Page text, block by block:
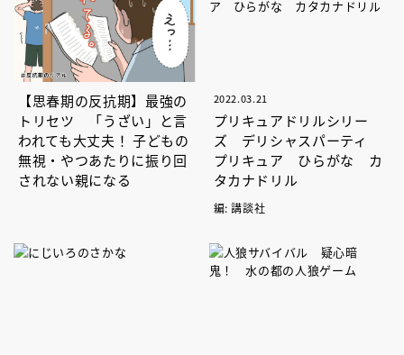
【思春期の反抗期】最強の
トリセツ 「うざい」と言
われても大丈夫！ 子どもの
無視・やつあたりに振り回
されない親になる
2022.03.21
プリキュアドリルシリー
ズ デリシャスパーティ
プリキュア ひらがな カ
タカナドリル
編: 講談社